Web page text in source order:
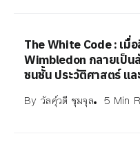
The White Code : เมื่
Wimbledon กลายเป็
ชนชั้น ประวัติศาสตร์ แ
By วัลคุ์วดี ชุมจุล 5 Min